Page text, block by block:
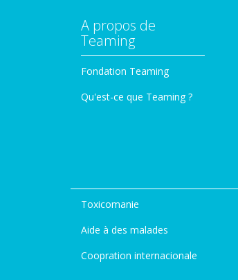
A propos de
Teaming
Fondation Teaming
Qu'est-ce que Teaming ?
Toxicomanie
Aide à des malades
Coopration internacionale